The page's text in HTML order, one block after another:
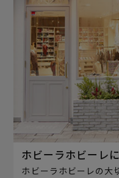
ホビーラホビーレ
ホビーラホビーレの大